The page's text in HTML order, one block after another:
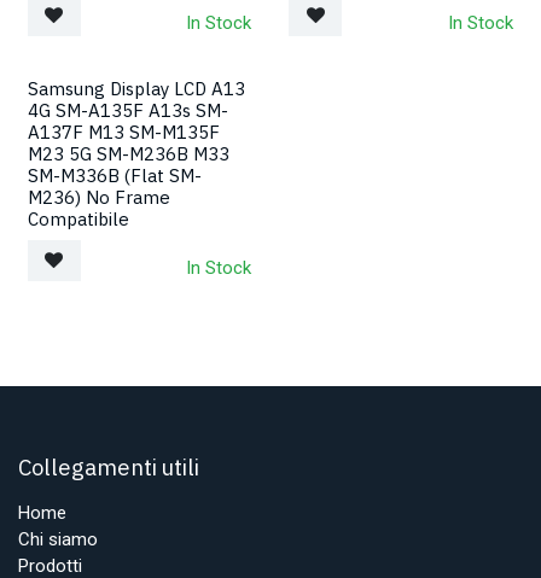
In Stock In Stock
Samsung Display LCD A13
4G SM-A135F A13s SM-
A137F M13 SM-M135F
M23 5G SM-M236B M33
SM-M336B (Flat SM-
M236) No Frame
Compatibile
In Stock
Collegamenti utili
Home
Chi siamo
Prodotti